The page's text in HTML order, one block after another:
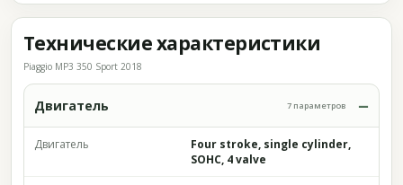
Технические характеристики
Piaggio MP3 350 Sport 2018
Двигатель 7 параметров
Двигатель
Four stroke, single cylinder,
SOHC, 4 valve